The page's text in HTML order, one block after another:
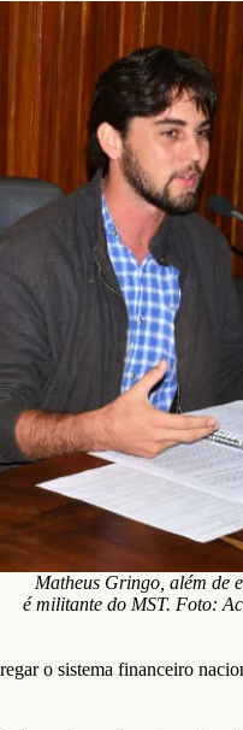
Matheus Gringo, além de
é militante do MST. Foto:
regar o sistema financeiro